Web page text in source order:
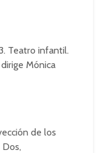
Teatro infantil.
Mónica
de los